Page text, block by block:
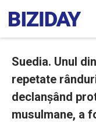
Suedia. Unul
repetate
declanșând
musulmane, a